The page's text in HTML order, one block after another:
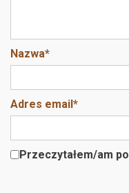
Nazwa*
Adres email*
Przeczytałem/am